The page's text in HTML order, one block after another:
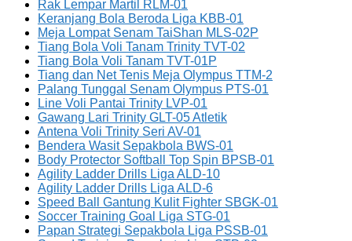
Rak Lempar Martil RLM-01
Keranjang Bola Beroda Liga KBB-01
Meja Lompat Senam TaiShan MLS-02P
Tiang Bola Voli Tanam Trinity TVT-02
Tiang Bola Voli Tanam TVT-01P
Tiang dan Net Tenis Meja Olympus TTM-2
Palang Tunggal Senam Olympus PTS-01
Line Voli Pantai Trinity LVP-01
Gawang Lari Trinity GLT-05 Atletik
Antena Voli Trinity Seri AV-01
Bendera Wasit Sepakbola BWS-01
Body Protector Softball Top Spin BPSB-01
Agility Ladder Drills Liga ALD-10
Agility Ladder Drills Liga ALD-6
Speed Ball Gantung Kulit Fighter SBGK-01
Soccer Training Goal Liga STG-01
Papan Strategi Sepakbola Liga PSSB-01